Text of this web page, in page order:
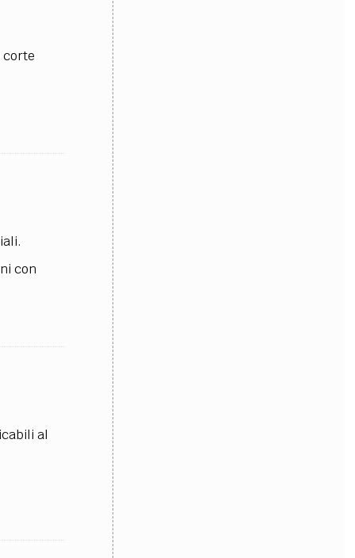
corte
con
al